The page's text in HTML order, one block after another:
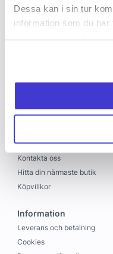
Dessa kan i sin tur
information som du
C&C
Jobba hos oss
Kontakta oss
Hitta din närmaste butik
Köpvillkor
Information
Leverans och betalning
Cookies